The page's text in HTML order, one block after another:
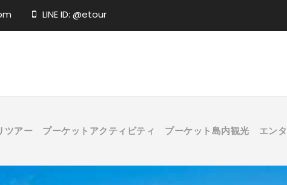
LINE ID: @etour
ツアー プーケットアクティビティ プーケット島内観光 エン